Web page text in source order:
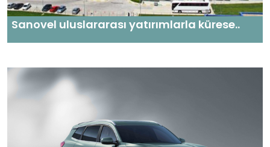
Sanovel uluslararası yatırımlarla kürese..